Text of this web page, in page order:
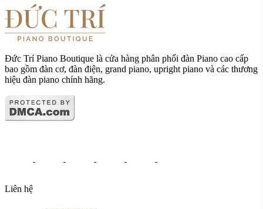
Đức Trí Piano Boutique là cửa hàng phân phối đàn Piano cao cấp
bao gồm đàn cơ, đàn điện, grand piano, upright piano và các thương
hiệu đàn piano chính hãng.
Liên hệ